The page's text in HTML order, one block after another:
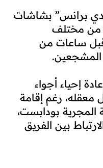
برانس” بشاشات
من مختلف
قبل ساعات من
المشجعين.
إحياء أجواء
معقله، رغم إقامة
المجرية بودابست،
بين الفريق